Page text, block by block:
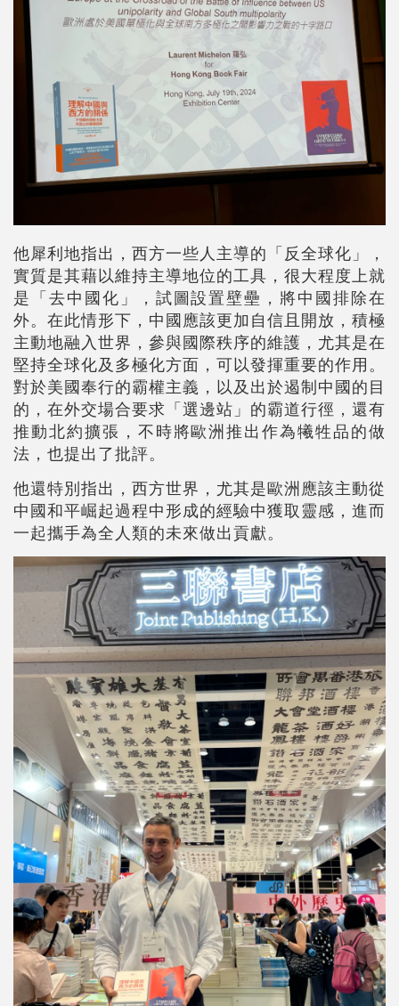
他犀利地指出，西方一些人主導的「反全球化」，
實質是其藉以維持主導地位的工具，很大程度上就
是「去中國化」，試圖設置壁壘，將中國排除在
外。在此情形下，中國應該更加自信且開放，積極
主動地融入世界，參與國際秩序的維護，尤其是在
堅持全球化及多極化方面，可以發揮重要的作用。
對於美國奉行的霸權主義，以及出於遏制中國的目
的，在外交場合要求「選邊站」的霸道行徑，還有
推動北約擴張，不時將歐洲推出作為犧牲品的做
法，也提出了批評。
他還特別指出，西方世界，尤其是歐洲應該主動從
中國和平崛起過程中形成的經驗中獲取靈感，進而
一起攜手為全人類的未來做出貢獻。